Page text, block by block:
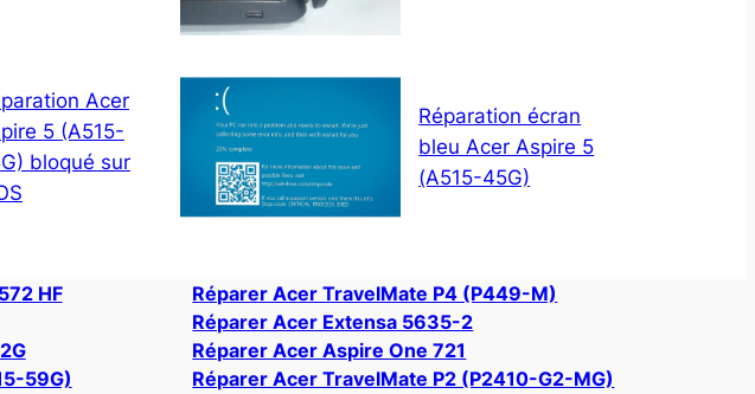
Acer
5 (A515-
bloqué sur
Réparation écran
bleu Acer Aspire 5
(A515-45G)
HF
59G)
Réparer Acer TravelMate P4 (P449-M)
Réparer Acer Extensa 5635-2
Réparer Acer Aspire One 721
Réparer Acer TravelMate P2 (P2410-G2-MG)